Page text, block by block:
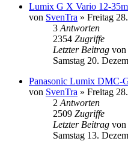
Lumix G X Vario 12-
von SvenTra » Freitag
3 Antworten
2354 Zugriffe
Letzter Beitrag von
Samstag 20.
Panasonic Lumix DMC-
von SvenTra » Freitag
2 Antworten
2509 Zugriffe
Letzter Beitrag von
Samstag 13.